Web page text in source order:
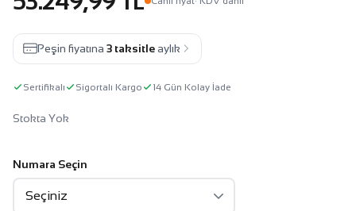
Peşin fiyatına 3 taksitle aylık
Sertifikalı Sigortalı Kargo 14 Gün Kolay İade
Stokta Yok
Numara Seçin